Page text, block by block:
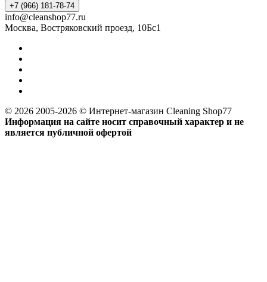
+7 (966) 181-78-74
info@cleanshop77.ru
Москва, Востряковский проезд, 10Бс1
© 2026 2005-2026 © Интернет-магазин Cleaning Shop77
Информация на сайте носит справочный характер и не
является публичной офертой